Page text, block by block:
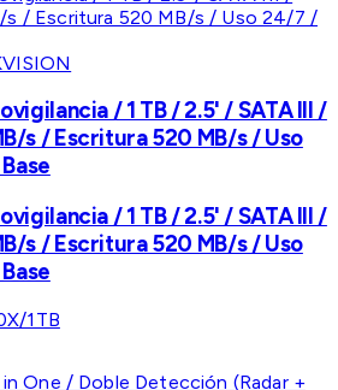
/ 1 TB / 2.5' / SATA III /
s / Escritura 520 MB/s / Uso
/ 1 TB / 2.5' / SATA III /
s / Escritura 520 MB/s / Uso
1TB